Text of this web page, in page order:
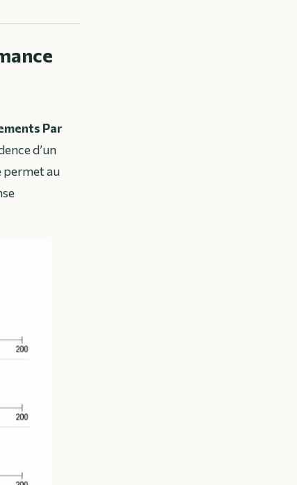
Par
d’un
permet au